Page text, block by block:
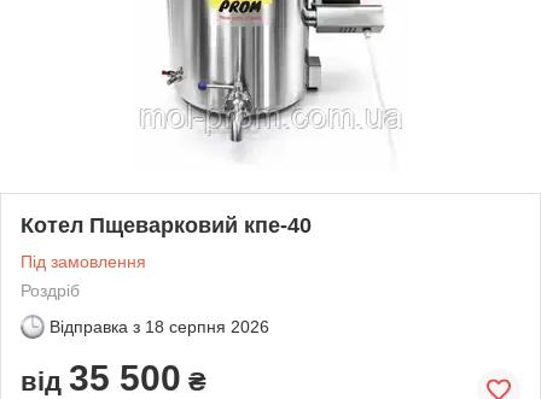
Котел Пщеварковий кпе-40
Під замовлення
Роздріб
Відправка з 18 серпня 2026
від 35 500 ₴